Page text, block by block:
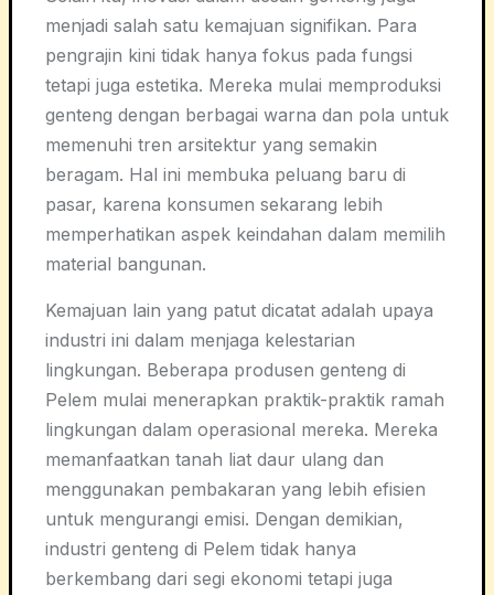
menjadi salah satu kemajuan signifikan. Para
pengrajin kini tidak hanya fokus pada fungsi
tetapi juga estetika. Mereka mulai memproduksi
genteng dengan berbagai warna dan pola untuk
memenuhi tren arsitektur yang semakin
beragam. Hal ini membuka peluang baru di
pasar, karena konsumen sekarang lebih
memperhatikan aspek keindahan dalam memilih
material bangunan.
Kemajuan lain yang patut dicatat adalah upaya
industri ini dalam menjaga kelestarian
lingkungan. Beberapa produsen genteng di
Pelem mulai menerapkan praktik-praktik ramah
lingkungan dalam operasional mereka. Mereka
memanfaatkan tanah liat daur ulang dan
menggunakan pembakaran yang lebih efisien
untuk mengurangi emisi. Dengan demikian,
industri genteng di Pelem tidak hanya
berkembang dari segi ekonomi tetapi juga